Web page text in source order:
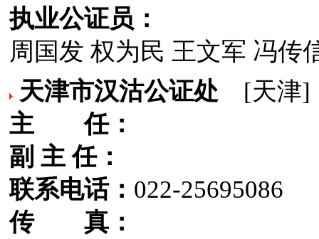
执业公证员：
周国发 权为民 王文军 冯传
天津市汉沽公证处 [天津]
主 任：
副 主 任：
联系电话： 022-25695086
传 真：